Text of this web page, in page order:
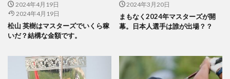
2024年4月19日
2024年4月19日
松山 英樹はマスターズでいくら稼
いだ？結構な金額です。
2024年3月20日
まもなく2024年マスターズが開
幕。日本人選手は誰が出場？？